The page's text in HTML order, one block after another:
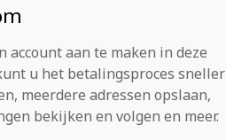
account aan te maken in deze
u het betalingsproces sneller
meerdere adressen opslaan,
bekijken en volgen en meer.